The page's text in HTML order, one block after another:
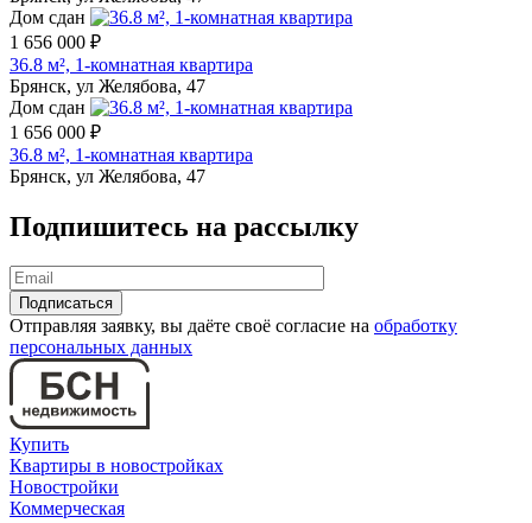
Дом сдан
1 656 000 ₽
36.8 м², 1-комнатная квартира
Брянск, ул Желябова, 47
Дом сдан
1 656 000 ₽
36.8 м², 1-комнатная квартира
Брянск, ул Желябова, 47
Подпишитесь на рассылку
Отправляя заявку, вы даёте своё согласие на обработку
персональных данных
Купить
Квартиры в новостройках
Новостройки
Коммерческая